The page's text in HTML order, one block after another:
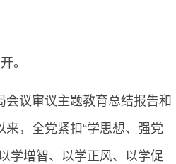
。
议审议主题教育总结报告和
，全党紧扣“学思想、强党
学增智、以学正风、以学促